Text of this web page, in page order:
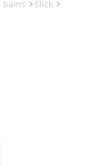
bains
Slick